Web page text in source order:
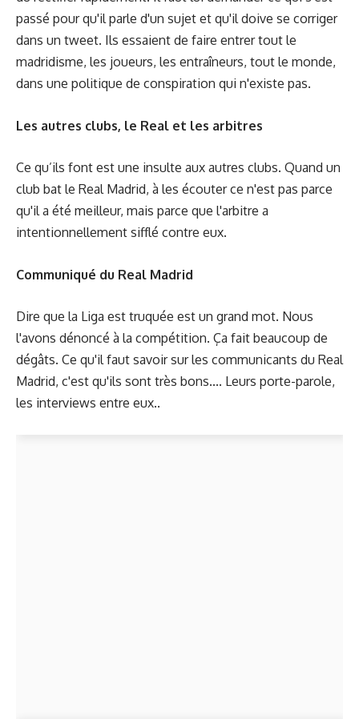
passé pour qu'il parle d'un sujet et qu'il doive se corriger
dans un tweet. Ils essaient de faire entrer tout le
madridisme, les joueurs, les entraîneurs, tout le monde,
dans une politique de conspiration qui n'existe pas.
Les autres clubs, le Real et les arbitres
Ce qu’ils font est une insulte aux autres clubs. Quand un
club bat le Real Madrid, à les écouter ce n'est pas parce
qu'il a été meilleur, mais parce que l'arbitre a
intentionnellement sifflé contre eux.
Communiqué du Real Madrid
Dire que la Liga est truquée est un grand mot. Nous
l'avons dénoncé à la compétition. Ça fait beaucoup de
dégâts. Ce qu'il faut savoir sur les communicants du Real
Madrid, c'est qu'ils sont très bons.... Leurs porte-parole,
les interviews entre eux..